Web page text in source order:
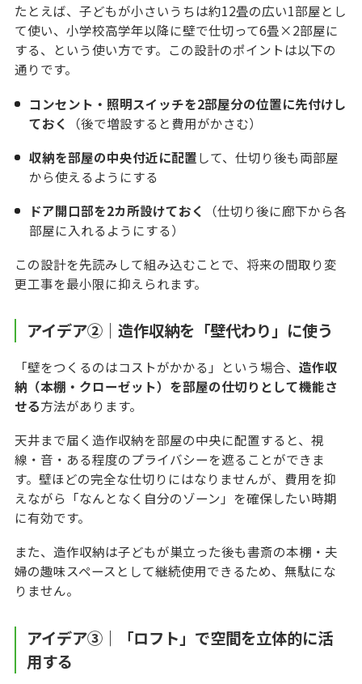
たとえば、子どもが小さいうちは約12畳の広い1部屋とし
て使い、小学校高学年以降に壁で仕切って6畳×2部屋に
する、という使い方です。この設計のポイントは以下の
通りです。
コンセント・照明スイッチを2部屋分の位置に先付けし
ておく
（後で増設すると費用がかさむ）
収納を部屋の中央付近に配置して、仕切り後も両部屋
から使えるようにする
ドア開口部を2カ所設けておく
（仕切り後に廊下から各
部屋に入れるようにする）
この設計を先読みして組み込むことで、将来の間取り変
更工事を最小限に抑えられます。
アイデア②｜造作収納を「壁代わり」に使う
「壁をつくるのはコストがかかる」という場合、 造作収
納（本棚・クローゼット）を部屋の仕切りとして機能さ
せる方法があります。
天井まで届く造作収納を部屋の中央に配置すると、視
線・音・ある程度のプライバシーを遮ることができま
す。壁ほどの完全な仕切りにはなりませんが、費用を抑
えながら「なんとなく自分のゾーン」を確保したい時期
に有効です。
また、造作収納は子どもが巣立った後も書斎の本棚・夫
婦の趣味スペースとして継続使用できるため、無駄にな
りません。
アイデア③｜「ロフト」で空間を立体的に活
用する